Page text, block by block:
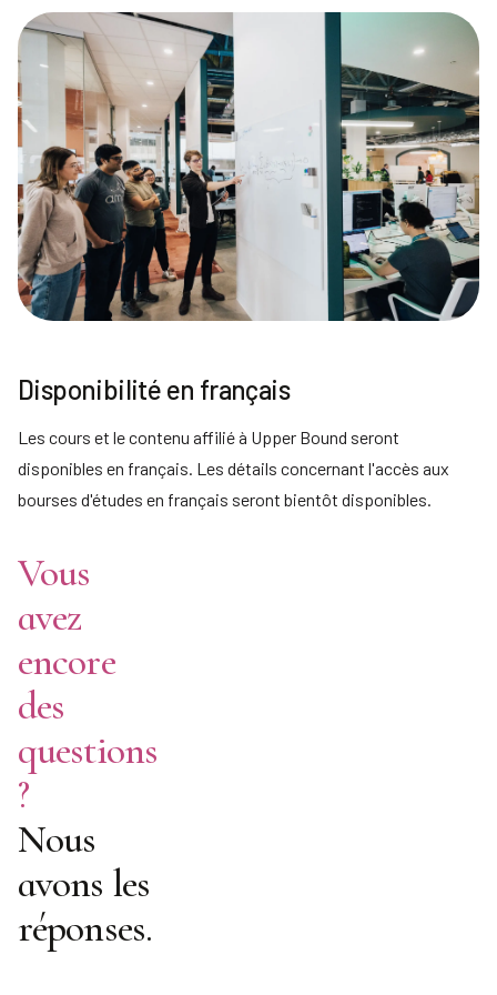
Disponibilité en français
Les cours et le contenu affilié à Upper Bound seront
disponibles en français. Les détails concernant l'accès aux
bourses d'études en français seront bientôt disponibles.
Vous
avez
encore
des
questions
?
Nous
avons les
réponses.